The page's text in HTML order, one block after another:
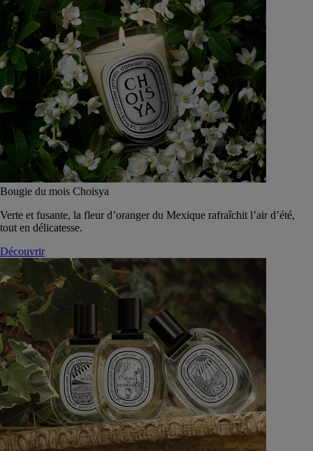
Bougie du mois Choisya
Verte et fusante, la fleur d’oranger du Mexique rafraîchit l’air d’été,
tout en délicatesse.
Découvrir